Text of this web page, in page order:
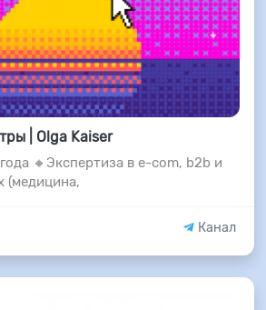
| Olga Kaiser
🔸Экспертиза в e-com, b2b и
(медицина,
Канал